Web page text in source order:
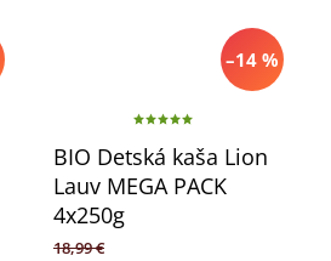
–14 %
BIO Detská kaša Lion
Lauv MEGA PACK
4x250g
18,99 €